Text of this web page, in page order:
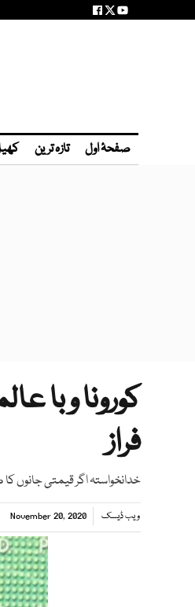
صفحۂ اول تازہ ترین
کورونا وبا
فراز
خدانخواستہ اگر قیمتی جانوں
ویب ڈیسک November 20, 2020